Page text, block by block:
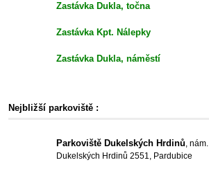
Zastávka Dukla, točna
Zastávka Kpt. Nálepky
Zastávka Dukla, náměstí
Nejbližší parkoviště :
Parkoviště Dukelských Hrdinů, nám.
Dukelských Hrdinů 2551, Pardubice